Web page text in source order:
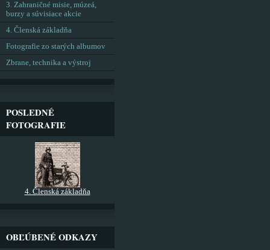
3. Zahraničné misie, múzeá,
burzy a súvisiace akcie
4. Členská základňa
Fotografie zo starých albumov
Zbrane, technika a výstroj
POSLEDNÉ
FOTOGRAFIE
4. Členská základňa
OBĽÚBENÉ ODKAZY